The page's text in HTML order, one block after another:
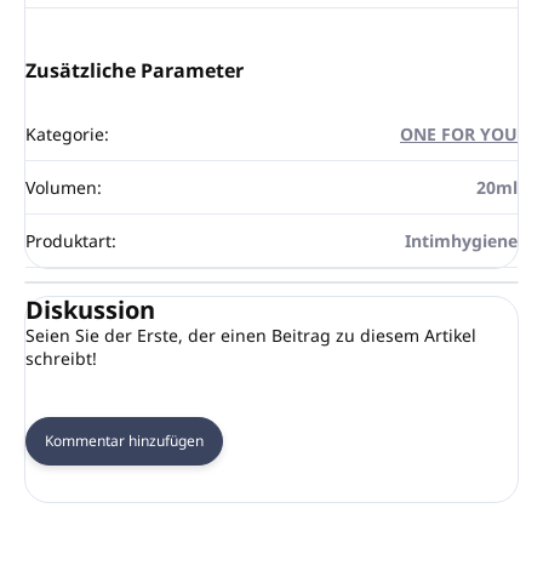
Zusätzliche Parameter
Kategorie: ONE FOR YOU
Volumen: 20ml
Produktart: Intimhygiene
Diskussion
Seien Sie der Erste, der einen Beitrag zu diesem Artikel
schreibt!
Kommentar hinzufügen